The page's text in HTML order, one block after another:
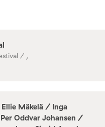
/ ,
Mäkelä / Inga
Oddvar Johansen /